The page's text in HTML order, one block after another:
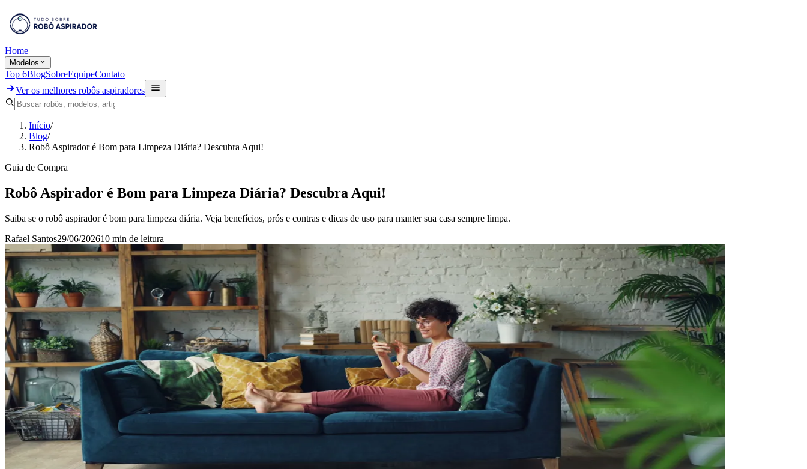
Home
Modelos
Top 6BlogSobreEquipeContato
Ver os melhores robôs aspiradores
Início/
Blog/
Robô Aspirador é Bom para Limpeza Diária? Descubra Aqui!
Guia de Compra
Robô Aspirador é Bom para Limpeza Diária? Descubra Aqui!
Saiba se o robô aspirador é bom para limpeza diária. Veja benefícios, prós e contras e dicas de uso para manter sua casa sempre limpa.
Rafael Santos29/06/202610 min de leitura